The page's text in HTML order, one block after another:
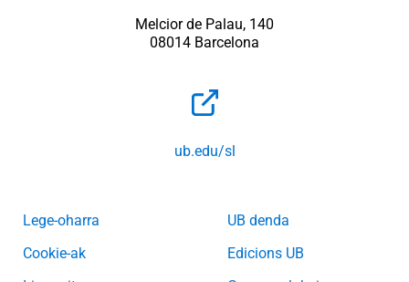
Melcior de Palau, 140
08014 Barcelona
ub.edu/sl
Lege-oharra
Cookie-ak
UB denda
Edicions UB